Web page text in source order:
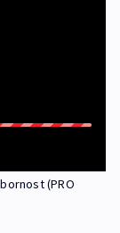
(PRO